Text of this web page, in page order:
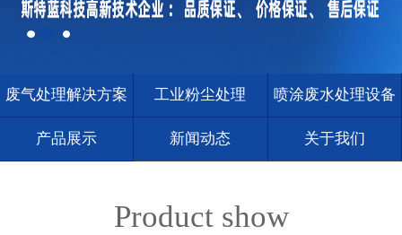
废气处理解决方案 工业粉尘处理 喷涂废水处理设备
产品展示 新闻动态 关于我们
Product show